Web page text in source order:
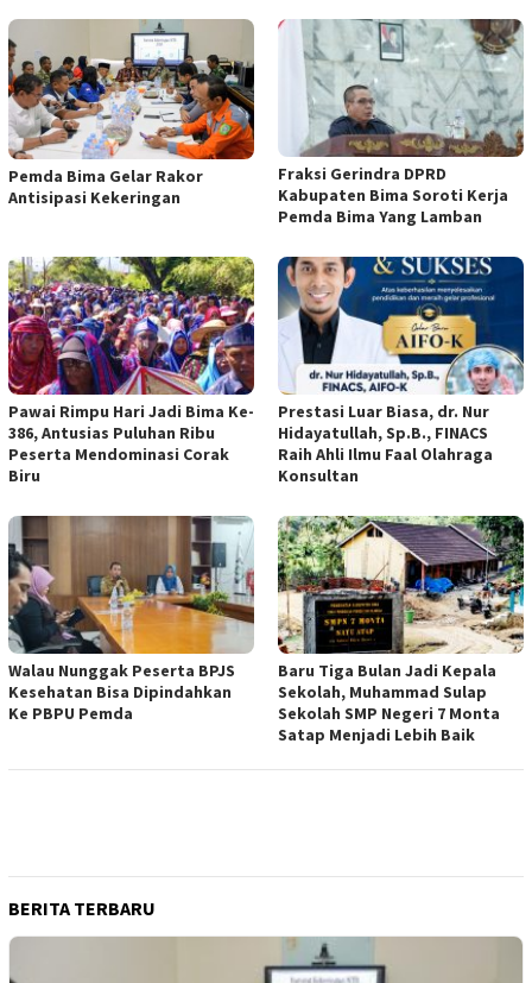
Pemda Bima Gelar Rakor
Antisipasi Kekeringan
Fraksi Gerindra DPRD
Kabupaten Bima Soroti Kerja
Pemda Bima Yang Lamban
Pawai Rimpu Hari Jadi Bima Ke-
386, Antusias Puluhan Ribu
Peserta Mendominasi Corak
Biru
Prestasi Luar Biasa, dr. Nur
Hidayatullah, Sp.B., FINACS
Raih Ahli Ilmu Faal Olahraga
Konsultan
Walau Nunggak Peserta BPJS
Kesehatan Bisa Dipindahkan
Ke PBPU Pemda
Baru Tiga Bulan Jadi Kepala
Sekolah, Muhammad Sulap
Sekolah SMP Negeri 7 Monta
Satap Menjadi Lebih Baik
BERITA TERBARU